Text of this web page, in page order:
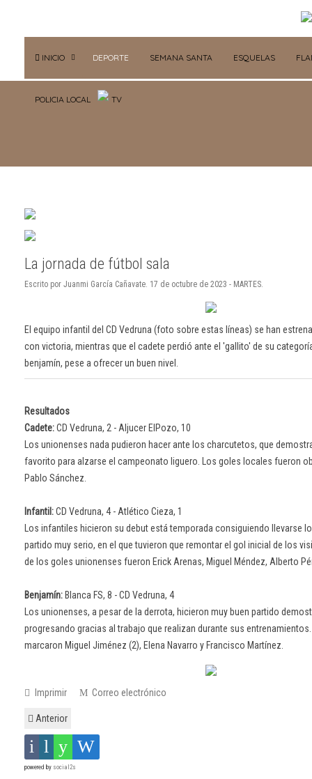
INICIO DEPORTE SEMANA SANTA ESQUELAS
POLICIA LOCAL TV
La jornada de fútbol sala
Escrito por Juanmi García Cañavate. 17 de octubre de 2023 - MARTES.
El equipo infantil del CD Vedruna (foto sobre estas líneas) se han
con victoria, mientras que el cadete perdió ante el 'gallito' de su
benjamín, pese a ofrecer un buen nivel.
Resultados
Cadete:CD Vedruna, 2 - Aljucer ElPozo, 10
Los unionenses nada pudieron hacer ante los charcutetos, que
favorito para alzarse el campeonato liguero. Los goles locales fueron
Pablo Sánchez.
Infantil:CD Vedruna, 4 - Atlético Cieza, 1
Los infantiles hicieron su debut está temporada consiguiendo llevarse
partido muy serio, en el que tuvieron que remontar el gol inicial de los
de los goles unionenses fueron Erick Arenas, Miguel Méndez, Alberto
Benjamín: Blanca FS, 8 - CD Vedruna, 4
Los unionenses, a pesar de la derrota, hicieron muy buen partido
progresando gracias al trabajo que realizan durante sus
marcaron Miguel Jiménez (2), Elena Navarro y Francisco Martínez.
Imprimir Correo electrónico
Anterior
powered by social2s